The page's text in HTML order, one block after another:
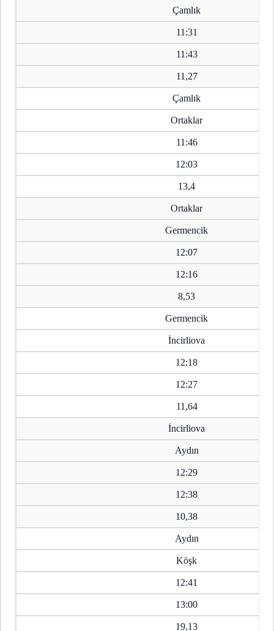
Çamlık
11:31
11:43
11,27
Çamlık
Ortaklar
11:46
12:03
13,4
Ortaklar
Germencik
12:07
12:16
8,53
Germencik
İncirliova
12:18
12:27
11,64
İncirliova
Aydın
12:29
12:38
10,38
Aydın
Köşk
12:41
13:00
19,13